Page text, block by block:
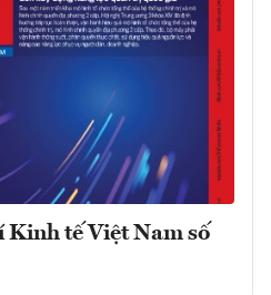
Kinh tế Việt Nam số